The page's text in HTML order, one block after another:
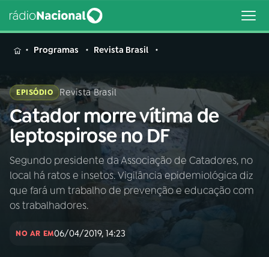
MENU
Buscar
na
Rádio
Nacional
Buscar
AO VIVO
Programas Revista Brasil
EPISÓDIO Revista Brasil
Catador morre vítima de
leptospirose no DF
Segundo presidente da Associação de Catadores, no
local há ratos e insetos. Vigilância epidemiológica diz
que fará um trabalho de prevenção e educação com
os trabalhadores.
NO AR EM06/04/2019, 14:23